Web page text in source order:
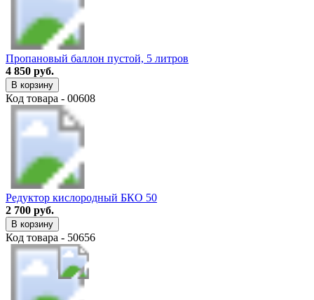
Пропановый баллон пустой, 5 литров
4 850 руб.
В корзину
Код товара - 00608
Редуктор кислородный БКО 50
2 700 руб.
В корзину
Код товара - 50656